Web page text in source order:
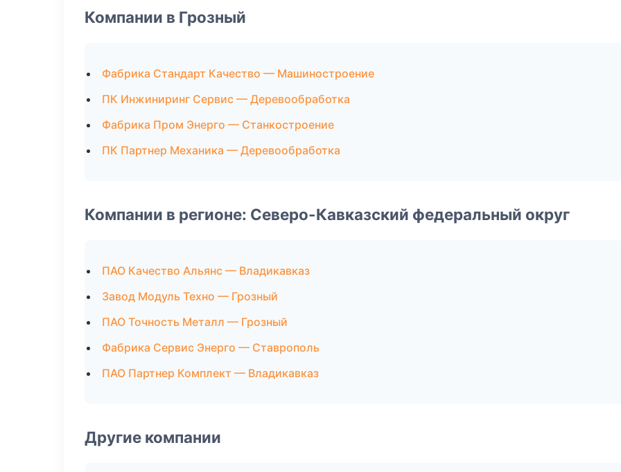
Компании в Грозный
Фабрика Стандарт Качество — Машиностроение
ПК Инжиниринг Сервис — Деревообработка
Фабрика Пром Энерго — Станкостроение
ПК Партнер Механика — Деревообработка
Компании в регионе: Северо-Кавказский федеральный округ
ПАО Качество Альянс — Владикавказ
Завод Модуль Техно — Грозный
ПАО Точность Металл — Грозный
Фабрика Сервис Энерго — Ставрополь
ПАО Партнер Комплект — Владикавказ
Другие компании